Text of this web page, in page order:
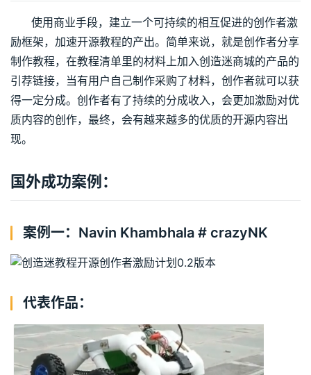
励框架，加速开源教程的产出。简单来说，就是创作者分享
制作教程，在教程清单里的材料上加入创造迷商城的产品的
引荐链接，当有用户自己制作采购了材料，创作者就可以获
得一定分成。创作者有了持续的分成收入，会更加激励对优
质内容的创作，最终，会有越来越多的优质的开源内容出
现。
国外成功案例：
案例一：Navin Khambhala # crazyNK
代表作品：